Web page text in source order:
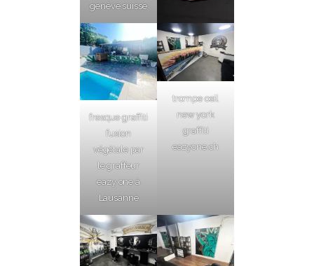
genève suisse
fresque graffiti
fusion
végétale par
le graffeur
eazy one à
Lausanne
trompe oeil
new york
graffiti
eazyone.ch